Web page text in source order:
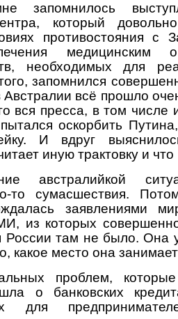
запомнилось
который
противостояния с
медицинским
необходимых для
запомнился
Австралии всё прошло
вся пресса, в том числе
оскорбить
И вдруг
иную трактовку и
австралийкой
то сумасшествия.
заявлениями
из которых
России там не было. Она
какое место она
проблем,
о банковских
для